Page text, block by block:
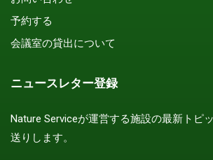
予約する
会議室の貸出について
ニュースレター登録
Nature Serviceが運営する施設の最新トピ
送りします。